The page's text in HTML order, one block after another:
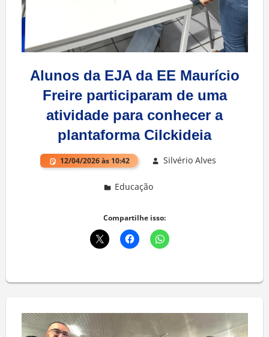
Alunos da EJA da EE Maurício
Freire participaram de uma
atividade para conhecer a
plantaforma Cilckideia
12/04/2026 às 10:42 Silvério Alves
Educação
Compartilhe isso: